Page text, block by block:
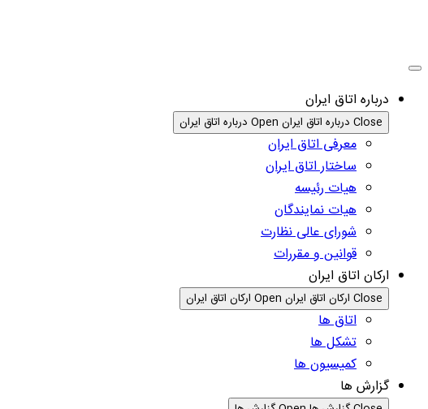
درباره اتاق ایران
Close درباره اتاق ایران Open درباره اتاق ایران
معرفی اتاق ایران
ساختار اتاق ایران
هیات رئیسه
هیات نمایندگان
شورای عالی نظارت
قوانین و مقررات
ارکان اتاق ایران
Close ارکان اتاق ایران Open ارکان اتاق ایران
اتاق ها
تشکل ها
کمیسیون ها
گزارش ها